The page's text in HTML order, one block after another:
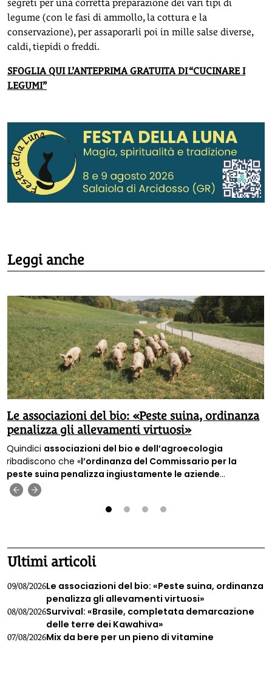
segreti per una corretta preparazione dei vari tipi di
legume (con le fasi di ammollo, la cottura e la
conservazione), per assaporarli poi in mille salse diverse,
caldi, tiepidi o freddi.
SFOGLIA QUI L’ANTEPRIMA GRATUITA DI “CUCINARE I
LEGUMI”
Leggi anche
Le associazioni del bio: «Peste suina, ordinanza
penalizza gli allevamenti virtuosi»
Quindici associazioni del bio e dell’agroecologia
ribadiscono che «l’ordinanza del Commissario per la
peste suina penalizza ingiustamente le aziende
estensive
rispetto delle loro esigenze e dell’ambiente.
Ultimi articoli
09/08/2026Le associazioni del bio: «Peste suina, ordinanza
penalizza gli allevamenti virtuosi»
08/08/2026Survival: «Brasile, completata demarcazione
delle terre dei Kawahiva»
07/08/2026Mix da bere per un pieno di vitamine